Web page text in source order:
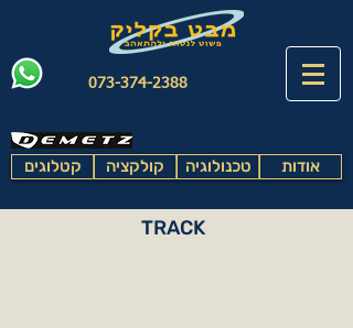
073-374-2388
קטלוגים קולקציה טכנולוגיה אודות
TRACK